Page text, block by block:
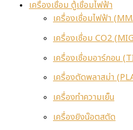
เครื่องเชื่อม ตู้เชื่อมไฟฟ้า
เครื่องเชื่อมไฟฟ้า
เครื่องเชื่อม CO2
เครื่องเชื่อมอาร์กอน
เครื่องตัดพลาสม่า
เครื่องทำความเย็น
เครื่องยิงน๊อตสตัด